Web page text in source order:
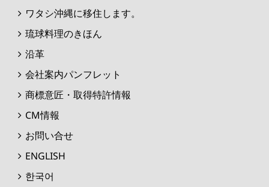
ワタシ沖縄に移住します。
琉球料理のきほん
沿革
会社案内パンフレット
商標意匠・取得特許情報
CM情報
お問い合せ
ENGLISH
한국어